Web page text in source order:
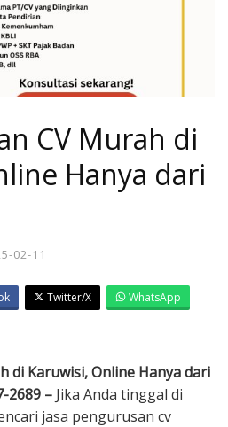
CV Murah di
Hanya dari
02-11
Twitter/X
WhatsApp
di Karuwisi, Online Hanya dari
2689 – Jika Anda tinggal di
jasa pengurusan cv